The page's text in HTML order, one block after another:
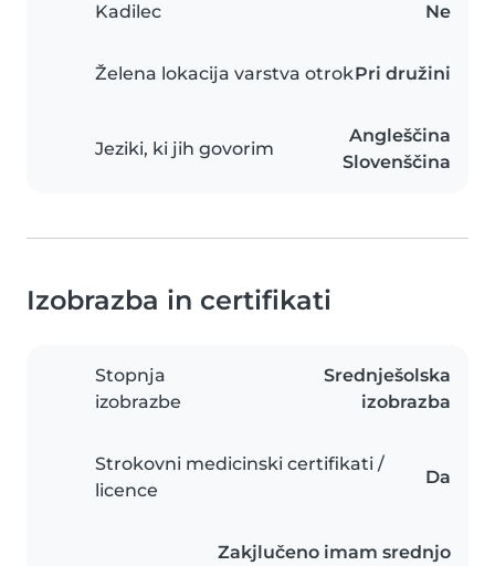
Kadilec Ne
Želena lokacija varstva otrokPri družini
Jeziki, ki jih govorim
Angleščina
Slovenščina
Izobrazba in certifikati
Stopnja
izobrazbe
Srednješolska
izobrazba
Strokovni medicinski certifikati /
licence
Da
Zakjlučeno imam srednjo